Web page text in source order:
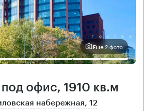
Еще 2 фото
офис, 1910 кв.м
набережная, 12